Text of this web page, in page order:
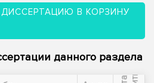
В КОРЗИНУ
данного раздела